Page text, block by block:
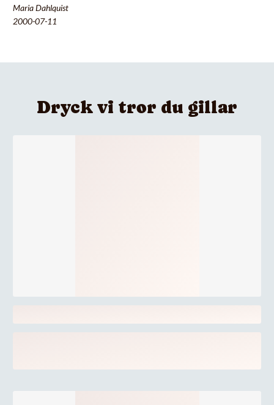
Maria Dahlquist
2000-07-11
Dryck vi tror du gillar